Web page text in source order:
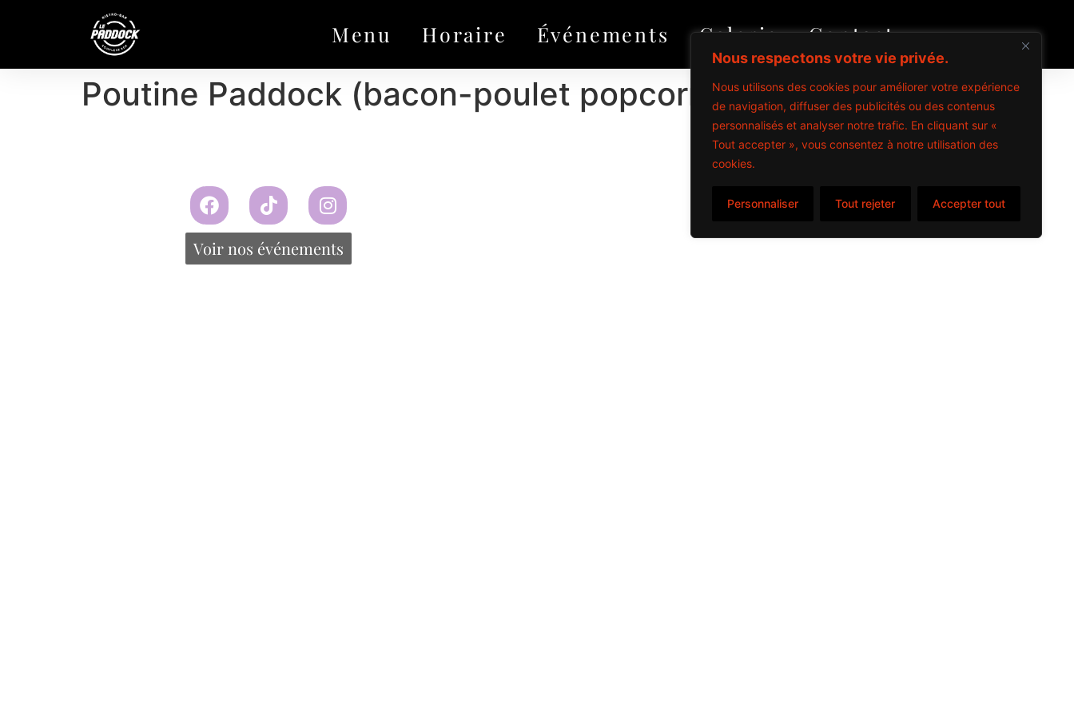
Nous respectons votre vie privée.
Nous utilisons des cookies pour améliorer votre expérience
de navigation, diffuser des publicités ou des contenus
personnalisés et analyser notre trafic. En cliquant sur «
Tout accepter », vous consentez à notre utilisation des
cookies.
Personnaliser Tout rejeter Accepter tout
Menu Horaire Événements Galerie Contact
Poutine Paddock (bacon-poulet popcorn oignon)
Voir nos événements
Propulsé par Miitems
Tous droits réservés – 2024